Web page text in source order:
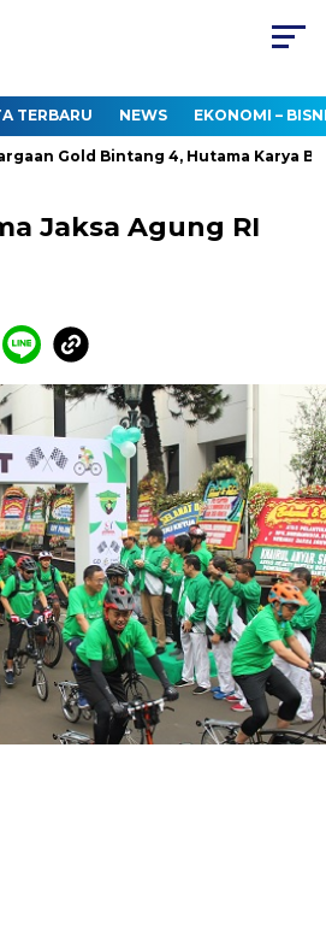
TERBARU NEWS EKONOMI –
Gold Bintang 4, Hutama Karya
Jaksa Agung RI